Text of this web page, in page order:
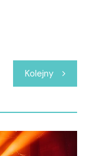
Kolejny